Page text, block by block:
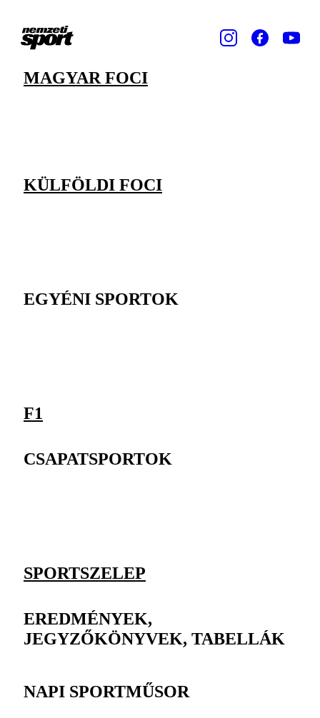
MAGYAR FOCI
KÜLFÖLDI FOCI
EGYÉNI SPORTOK
F1
CSAPATSPORTOK
SPORTSZELEP
EREDMÉNYEK,
JEGYZŐKÖNYVEK, TABELLÁK
NAPI SPORTMŰSOR